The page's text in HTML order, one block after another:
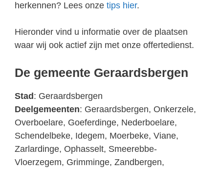
herkennen? Lees onze tips hier.
Hieronder vind u informatie over de plaatsen
waar wij ook actief zijn met onze offertedienst.
De gemeente Geraardsbergen
Stad : Geraardsbergen
Deelgemeenten: Geraardsbergen, Onkerzele,
Overboelare, Goeferdinge, Nederboelare,
Schendelbeke, Idegem, Moerbeke, Viane,
Zarlardinge, Ophasselt, Smeerebbe-
Vloerzegem, Grimminge, Zandbergen,